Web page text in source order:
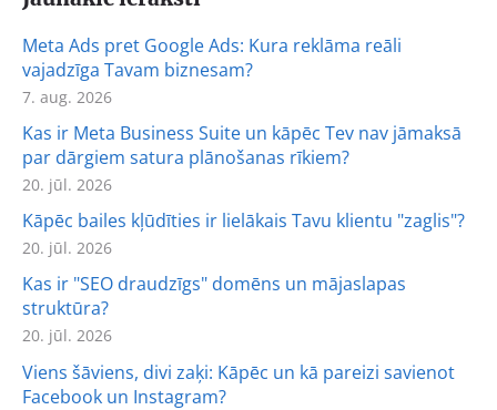
Meta Ads pret Google Ads: Kura reklāma reāli
vajadzīga Tavam biznesam?
7. aug. 2026
Kas ir Meta Business Suite un kāpēc Tev nav jāmaksā
par dārgiem satura plānošanas rīkiem?
20. jūl. 2026
Kāpēc bailes kļūdīties ir lielākais Tavu klientu "zaglis"?
20. jūl. 2026
Kas ir "SEO draudzīgs" domēns un mājaslapas
struktūra?
20. jūl. 2026
Viens šāviens, divi zaķi: Kāpēc un kā pareizi savienot
Facebook un Instagram?